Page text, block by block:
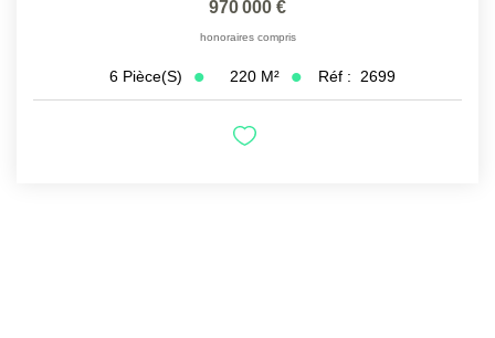
970 000 €
honoraires compris
6 Pièce(s) 220 M² Réf : 2699